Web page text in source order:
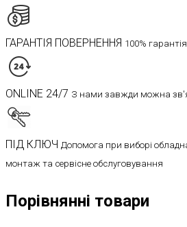
ГАРАНТІЯ ПОВЕРНЕННЯ 100%
ONLINE 24/7 З нами завжди можна
ПІД КЛЮЧ Допомога при виборі
монтаж та сервісне обслуговування
Порівнянні товари